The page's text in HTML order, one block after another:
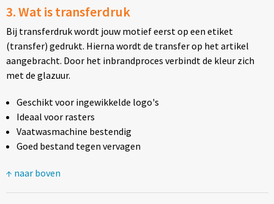
NIEUWE mokken
Kunststof bekers
Sets en Servies
Snel mokken
Warme en Koude dranken
3. Wat is transferdruk
Bij transferdruk wordt jouw motief eerst op een etiket
(transfer) gedrukt. Hierna wordt de transfer op het artikel
aangebracht. Door het inbrandproces verbindt de kleur zich
met de glazuur.
Geschikt voor ingewikkelde logo's
Ideaal voor rasters
Vaatwasmachine bestendig
Goed bestand tegen vervagen
↑ naar boven